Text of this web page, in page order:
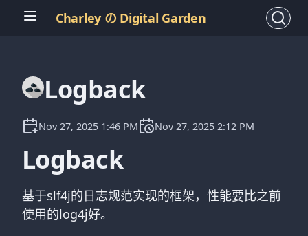
Charley の Digital Garden
Logback
Nov 27, 2025 1:46 PM Nov 27, 2025 2:12 PM
Logback
基于slf4j的日志规范实现的框架，性能要比之前
使用的log4j好。